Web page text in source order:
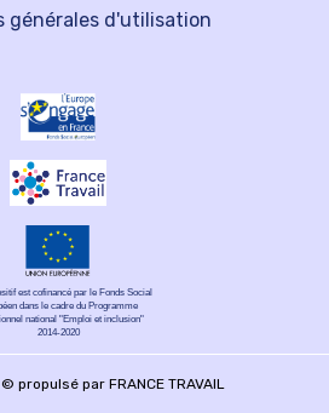
générales d'utilisation
est cofinancé par le Fonds Social
dans le cadre du Programme
national "Emploi et inclusion"
2014-2020
propulsé par FRANCE TRAVAIL